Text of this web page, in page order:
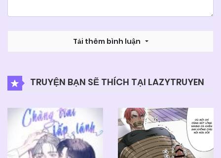
Tải thêm bình luận
TRUYỆN BẠN SẼ THÍCH TẠI LAZYTRUYEN